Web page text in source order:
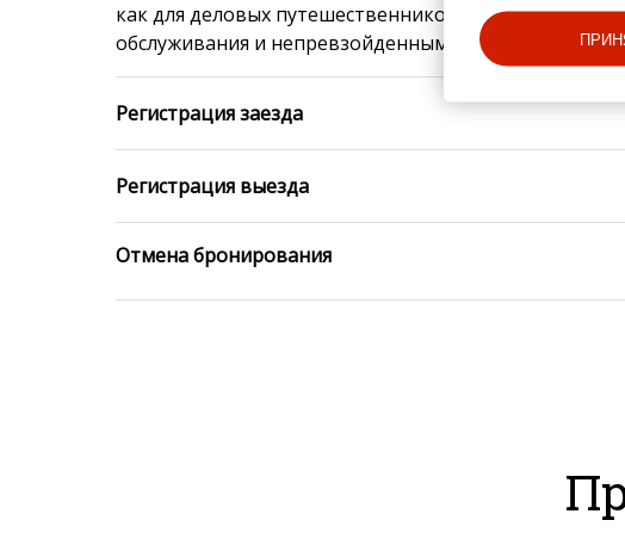
как для деловых путешественников, так и для тех,
обслуживания и непревзойденным комфортом в
Регистрация заезда
Регистрация выезда
Отмена бронирования